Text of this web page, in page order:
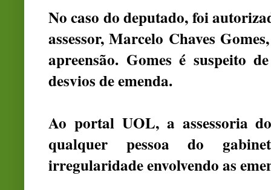
No caso do deputado, foi
assessor, Marcelo Chaves
apreensão. Gomes é suspeito
desvios de emenda.
Ao portal UOL, a assessoria
qualquer pessoa do
irregularidade envolvendo as